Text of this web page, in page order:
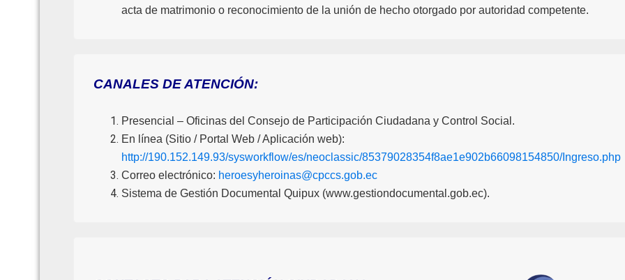
acta de matrimonio o reconocimiento de la unión de hecho otorgado por autoridad competente.
CANALES DE ATENCIÓN:
Presencial – Oficinas del Consejo de Participación Ciudadana y Control Social.
En línea (Sitio / Portal Web / Aplicación web):
http://190.152.149.93/sysworkflow/es/neoclassic/85379028354f8ae1e902b66098154850/Ingreso.php
Correo electrónico: heroesyheroinas@cpccs.gob.ec
Sistema de Gestión Documental Quipux (www.gestiondocumental.gob.ec).